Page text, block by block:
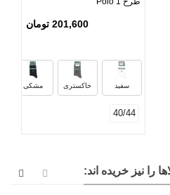
201,600 تومان
سفید خاکستری مشکی
40/44
را نیز خریده اند: